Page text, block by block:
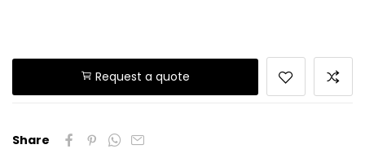
Request a quote
Share